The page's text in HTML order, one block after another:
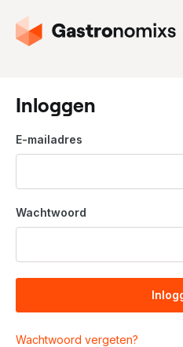
G
a
a
r
d
e
o
m
e
a
g
n
a
Inloggen
E-mailadres
Wachtwoord
Wachtwoord vergeten?